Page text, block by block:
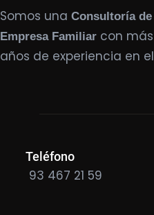
Somos una Consultoría de
Empresa Familiar con más
años de experiencia en
Teléfono
93 467 21 59